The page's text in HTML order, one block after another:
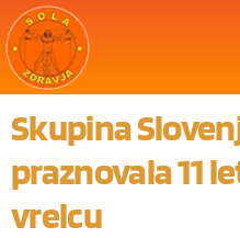
Skupina
praznovala 11
vrelcu